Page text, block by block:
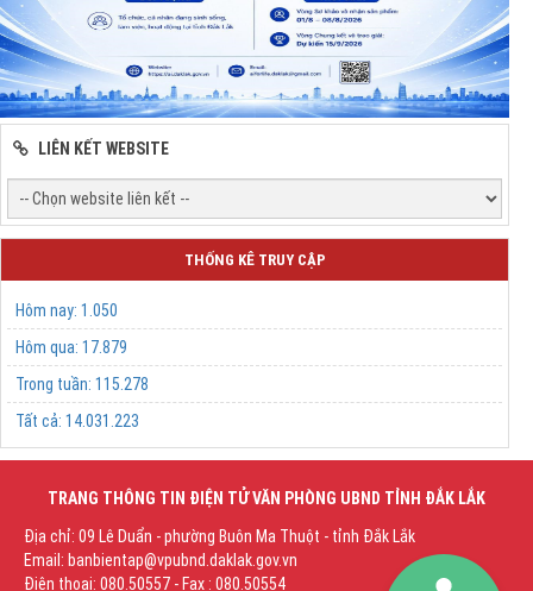
LIÊN KẾT WEBSITE
THỐNG KÊ TRUY CẬP
Hôm nay: 1.050
Hôm qua: 17.879
Trong tuần: 115.278
Tất cả: 14.031.223
TRANG THÔNG TIN ĐIỆN TỬ VĂN PHÒNG UBND TỈNH ĐẮK LẮK
Địa chỉ: 09 Lê Duẩn - phường Buôn Ma Thuột - tỉnh Đắk Lắk
Email: banbientap@vpubnd.daklak.gov.vn
Điện thoại: 080.50557 - Fax : 080.50554